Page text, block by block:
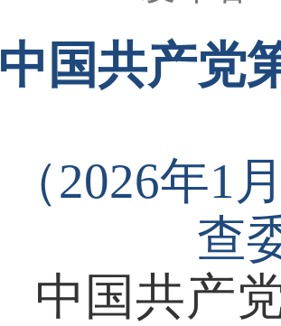
中国共产党
（2026年1
查
中国共产